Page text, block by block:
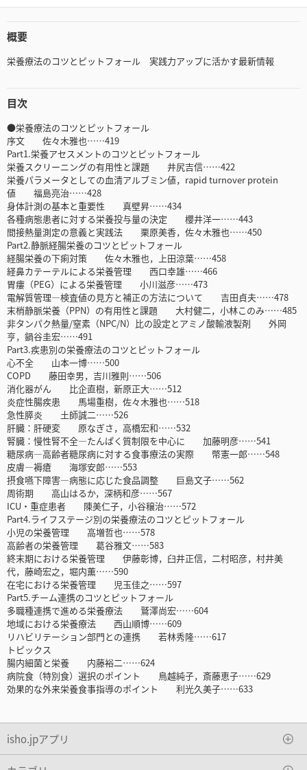
概要
栄養療法のコツとピットフォール 実践力アップに活かす最新情報
目次
●栄養療法のコツとピットフォール
序文 佐々木雅也……419
Part1.栄養アセスメントのコツとピットフォール
栄養スクリーニングの有用性と課題 井尻吉信……422
栄養パラメータとしての血清アルブミン値，rapid turnover protein
値 福島亮治……428
身体計測の基本と重要性 真壁昇……434
各種病態患者に対する栄養投与量の決定 櫻井洋一……443
間接熱量測定の意義と実践法 栗原美香，佐々木雅也……450
Part2.静脈経腸栄養のコツとピットフォール
経腸栄養の下痢対策 佐々木雅也，上田涼葉……458
経鼻カテーテルによる栄養管理 西口幸雄……466
胃瘻（PEG）による栄養管理 小川滋彦……473
電解質管理―検査値の見方と補正の方法について 吉田貞夫……478
末梢静脈栄養（PPN）の有用性と課題 大村健二，小林このみ……485
非タンパク熱量/窒素（NPC/N）比の設定とアミノ酸輸液製剤 外岡
亨，鍋谷圭宏……491
Part3.疾患別の栄養療法のコツとピットフォール
心不全 山本一博……500
COPD 藤田幸男，吉川雅則……506
消化器がん 比企直樹，新原正大……512
炎症性腸疾患 馬場重樹，佐々木雅也……518
急性膵炎 土師誠二……526
肝臓：肝硬変 原なぎさ，高橋宏和……532
腎臓：慢性腎不全―たんぱく質制限を中心に 加藤明彦……541
糖尿病―高齢者糖尿病に対する食事療法の実際 幣憲一郎……548
皮膚―褥瘡 海塚安郎……553
摂食嚥下障害―病態に応じた食品調整 巨島文子……562
周術期 高山はるか，深柄和彦……567
ICU・重症患者 陳美仁子，小谷穣治……572
Part4.ライフステージ別の栄養療法のコツとピットフォール
小児の栄養管理 高増哲也……578
高齢者の栄養管理 葛谷雅文……583
終末期における栄養管理 伊藤彰博，臼井正信，二村昭彦，村井美
代，藤崎宏之，堀内薫……590
在宅における栄養管理 児玉佳之……597
Part5.チーム連携のコツとピットフォール
多職種連携で進める栄養療法 鷲澤尚宏……604
地域における栄養療法 西山順博……609
リハビリテーション部門との連携 若林秀隆……617
トピックス
腸内細菌と栄養 内藤裕二……624
病院食（特別食）選択のポイント 鳥越純子，斎藤恵子……629
効果的な外来栄養食事指導のポイント 利光久美子……633
isho.jpアプリ